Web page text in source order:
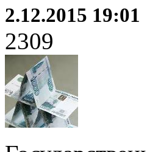
2.12.2015 19:01
2309